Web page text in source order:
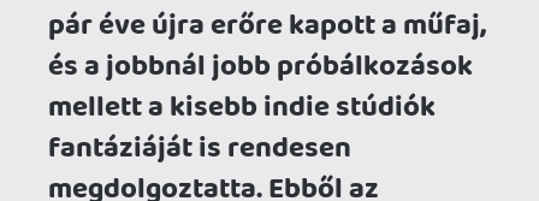
stúdió, amelynek ez az első „nagyobb”
játéka, és teljes egészében a Héros du
Mont Dragon univerzumára épít. A játék
maga egy színes-szagos, 2,5D-s, oldalra
scrollozódó mászkálós-verekedős,
kifejezetten családbarát próbálkozás, ami